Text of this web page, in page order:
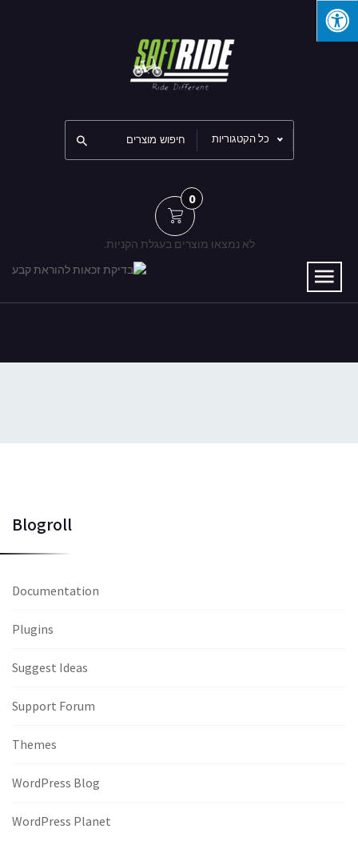
כל הקטגוריות
0
לא נמצאו מוצרים בעגלת הקניות.
Blogroll
Documentation
Plugins
Suggest Ideas
Support Forum
Themes
WordPress Blog
WordPress Planet